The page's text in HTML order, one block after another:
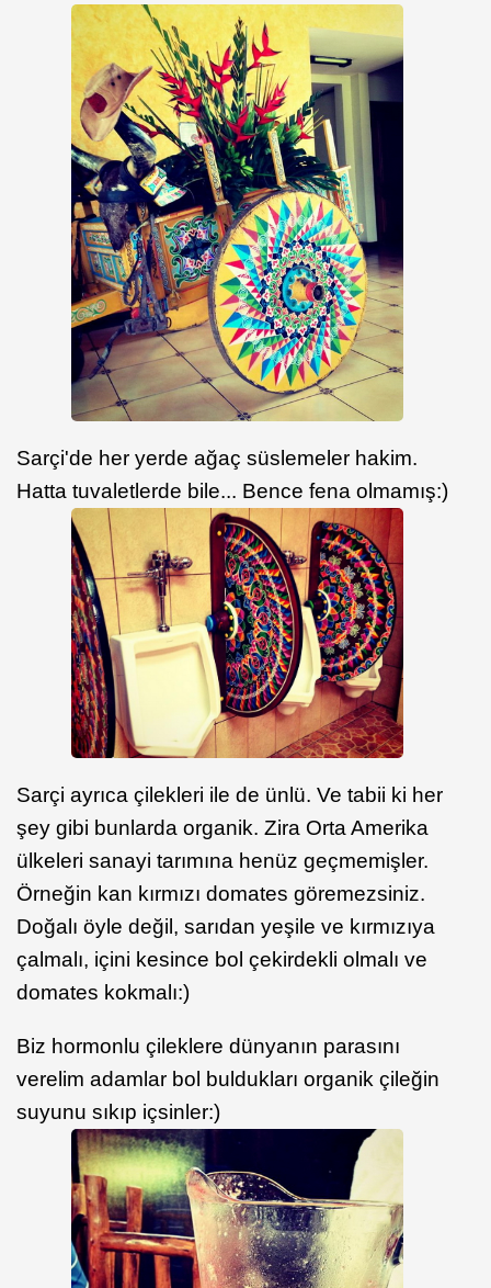
Sarçi'de her yerde ağaç süslemeler hakim.
Hatta tuvaletlerde bile... Bence fena olmamış:)
Sarçi ayrıca çilekleri ile de ünlü. Ve tabii ki her
şey gibi bunlarda organik. Zira Orta Amerika
ülkeleri sanayi tarımına henüz geçmemişler.
Örneğin kan kırmızı domates göremezsiniz.
Doğalı öyle değil, sarıdan yeşile ve kırmızıya
çalmalı, içini kesince bol çekirdekli olmalı ve
domates kokmalı:)
Biz hormonlu çileklere dünyanın parasını
verelim adamlar bol buldukları organik çileğin
suyunu sıkıp içsinler:)